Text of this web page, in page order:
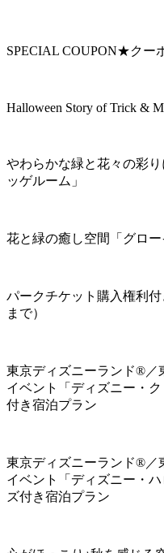
SPECIAL COUPON★クー
Halloween Story of Trick &
やわらかな緑と花々の彩
ッゲルーム」
花と緑の癒し空間「グロー
パークチケット購入権利
まで）
東京ディズニーランド®／
イベント「ディズニー・
付き宿泊プラン
東京ディズニーランド®／
イベント「ディズニー・
ズ付き宿泊プラン